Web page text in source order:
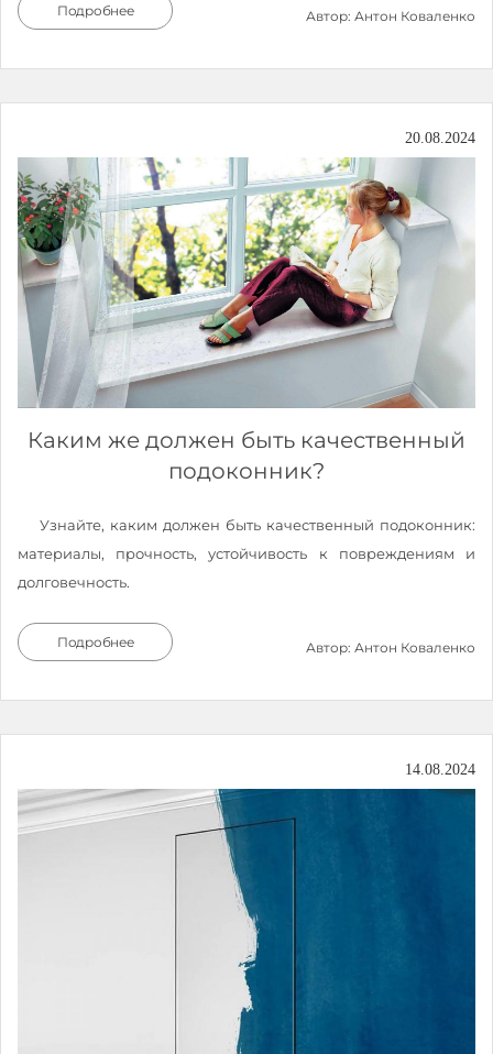
Подробнее Автор: Антон Коваленко
20.08.2024
Каким же должен быть качественный
подоконник?
Узнайте, каким должен быть качественный подоконник:
материалы, прочность, устойчивость к повреждениям и
долговечность.
Подробнее Автор: Антон Коваленко
14.08.2024